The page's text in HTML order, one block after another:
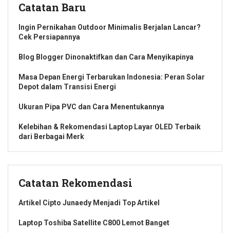
Catatan Baru
Ingin Pernikahan Outdoor Minimalis Berjalan Lancar?
Cek Persiapannya
Blog Blogger Dinonaktifkan dan Cara Menyikapinya
Masa Depan Energi Terbarukan Indonesia: Peran Solar
Depot dalam Transisi Energi
Ukuran Pipa PVC dan Cara Menentukannya
Kelebihan & Rekomendasi Laptop Layar OLED Terbaik
dari Berbagai Merk
Catatan Rekomendasi
Artikel Cipto Junaedy Menjadi Top Artikel
Laptop Toshiba Satellite C800 Lemot Banget